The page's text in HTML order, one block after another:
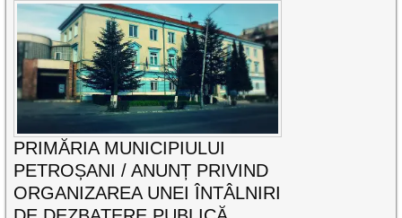
PRIMĂRIA MUNICIPIULUI
PETROȘANI / ANUNȚ PRIVIND
ORGANIZAREA UNEI ÎNTÂLNIRI